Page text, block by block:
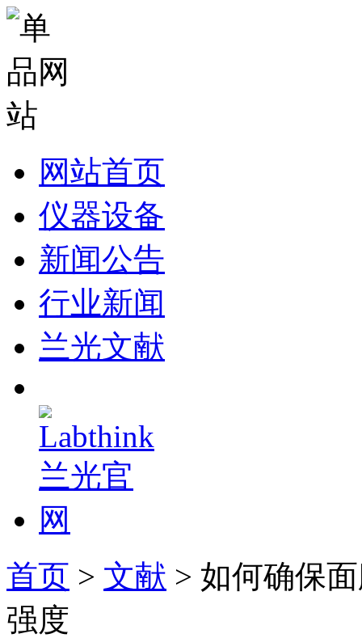
网站首页
仪器设备
新闻公告
行业新闻
兰光文献
首页 > 文献 > 如何确保
强度